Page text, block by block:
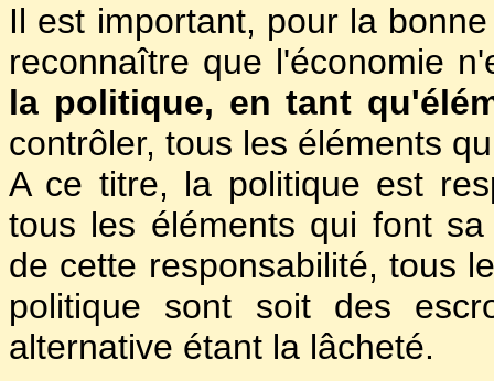
Il est important, pour la
reconnaître que l'économie
la politique, en tant
contrôler, tous les éléments
A ce titre, la politique est
tous les éléments qui font
de cette responsabilité, tous
politique sont soit des
alternative étant la lâcheté.